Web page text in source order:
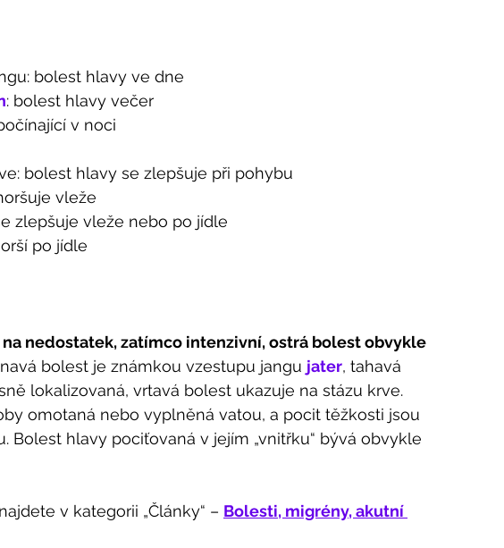
bolest hlavy ve dne
: bolest hlavy večer
v noci
bolest hlavy se zlepšuje při pohybu
vleže
zlepšuje vleže nebo po jídle
po jídle
nedostatek, zatímco intenzivní, ostrá bolest obvykle
bolest je známkou vzestupu jangu jater, tahavá
lokalizovaná, vrtavá bolest ukazuje na stázu krve.
omotaná nebo vyplněná vatou, a pocit těžkosti jsou
Bolest hlavy pociťovaná v jejím „vnitřku“ bývá obvykle
v kategorii „Články“ – Bolesti, migrény, akutní